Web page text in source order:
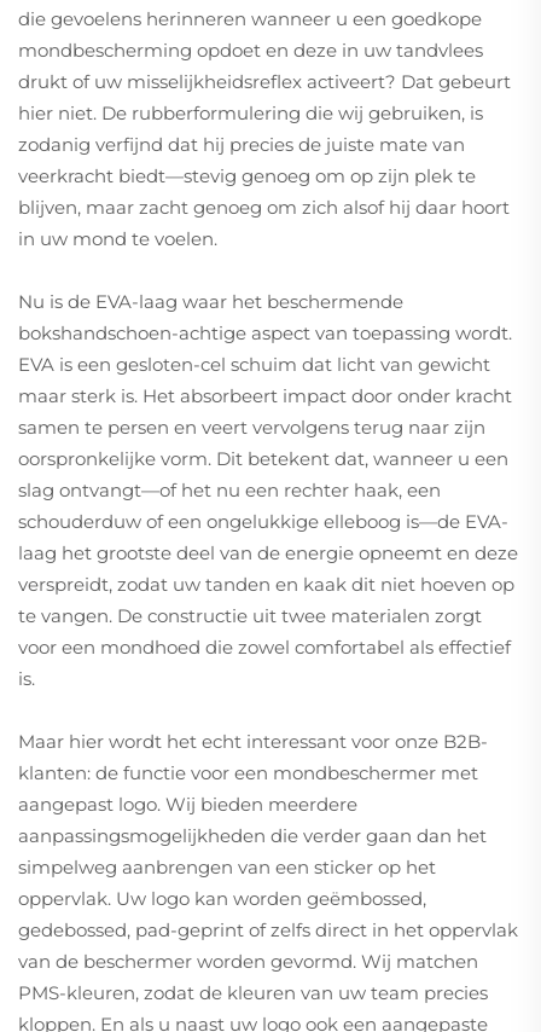
die gevoelens herinneren wanneer u een goedkope
mondbescherming opdoet en deze in uw tandvlees
drukt of uw misselijkheidsreflex activeert? Dat gebeurt
hier niet. De rubberformulering die wij gebruiken, is
zodanig verfijnd dat hij precies de juiste mate van
veerkracht biedt—stevig genoeg om op zijn plek te
blijven, maar zacht genoeg om zich alsof hij daar hoort
in uw mond te voelen.
Nu is de EVA-laag waar het beschermende
bokshandschoen-achtige aspect van toepassing wordt.
EVA is een gesloten-cel schuim dat licht van gewicht
maar sterk is. Het absorbeert impact door onder kracht
samen te persen en veert vervolgens terug naar zijn
oorspronkelijke vorm. Dit betekent dat, wanneer u een
slag ontvangt—of het nu een rechter haak, een
schouderduw of een ongelukkige elleboog is—de EVA-
laag het grootste deel van de energie opneemt en deze
verspreidt, zodat uw tanden en kaak dit niet hoeven op
te vangen. De constructie uit twee materialen zorgt
voor een mondhoed die zowel comfortabel als effectief
is.
Maar hier wordt het echt interessant voor onze B2B-
klanten: de functie voor een mondbeschermer met
aangepast logo. Wij bieden meerdere
aanpassingsmogelijkheden die verder gaan dan het
simpelweg aanbrengen van een sticker op het
oppervlak. Uw logo kan worden geëmbossed,
gedebossed, pad-geprint of zelfs direct in het oppervlak
van de beschermer worden gevormd. Wij matchen
PMS-kleuren, zodat de kleuren van uw team precies
kloppen. En als u naast uw logo ook een aangepaste